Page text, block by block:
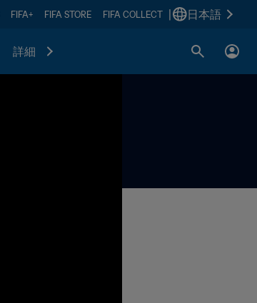
FIFA+ FIFA STORE FIFA COLLECT 日本語
詳細